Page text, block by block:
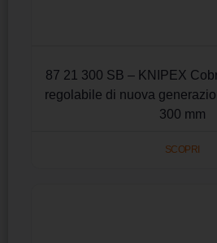
87 21 300 SB – KNIPEX
regolabile di nuova
300 mm
SCOPRI